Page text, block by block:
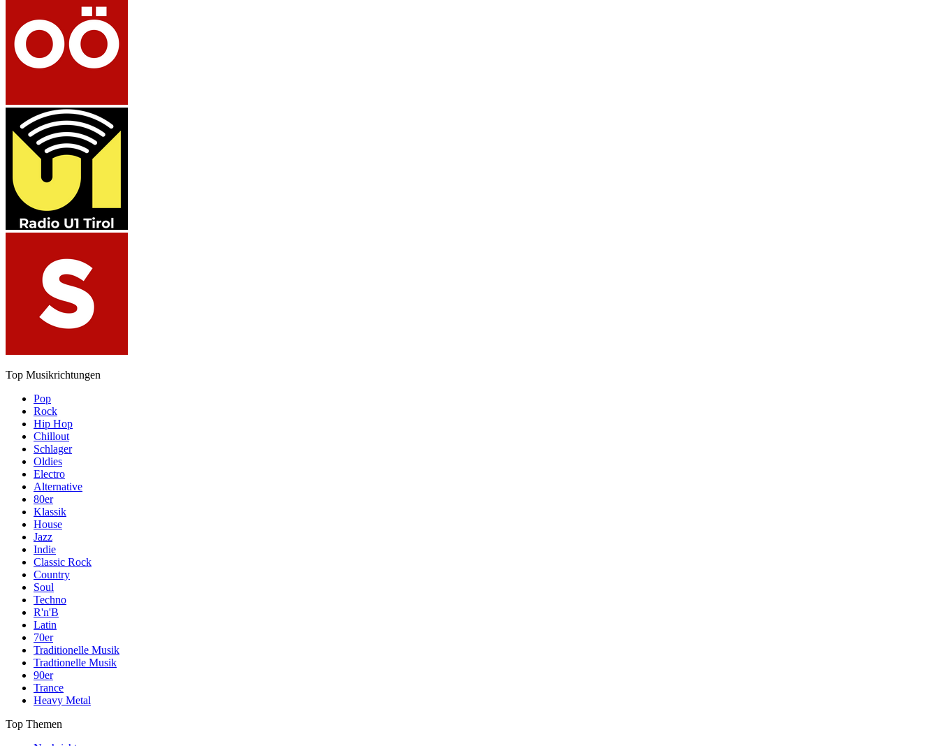
Top Musikrichtungen
Pop
Rock
Hip Hop
Chillout
Schlager
Oldies
Electro
Alternative
80er
Klassik
House
Jazz
Indie
Classic Rock
Country
Soul
Techno
R'n'B
Latin
70er
Traditionelle Musik
Tradtionelle Musik
90er
Trance
Heavy Metal
Top Themen